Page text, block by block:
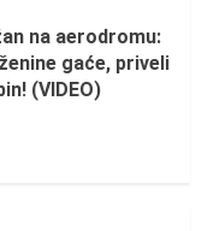
na aerodromu:
gaće, priveli
(VIDEO)